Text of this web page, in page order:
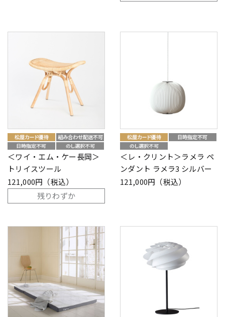
＜ワイ・エム・ケー長岡＞
トリイスツール
121,000円（税込）
残りわずか
＜レ・クリント＞ラメラ ペ
ンダント ラメラ3 シルバー
121,000円（税込）